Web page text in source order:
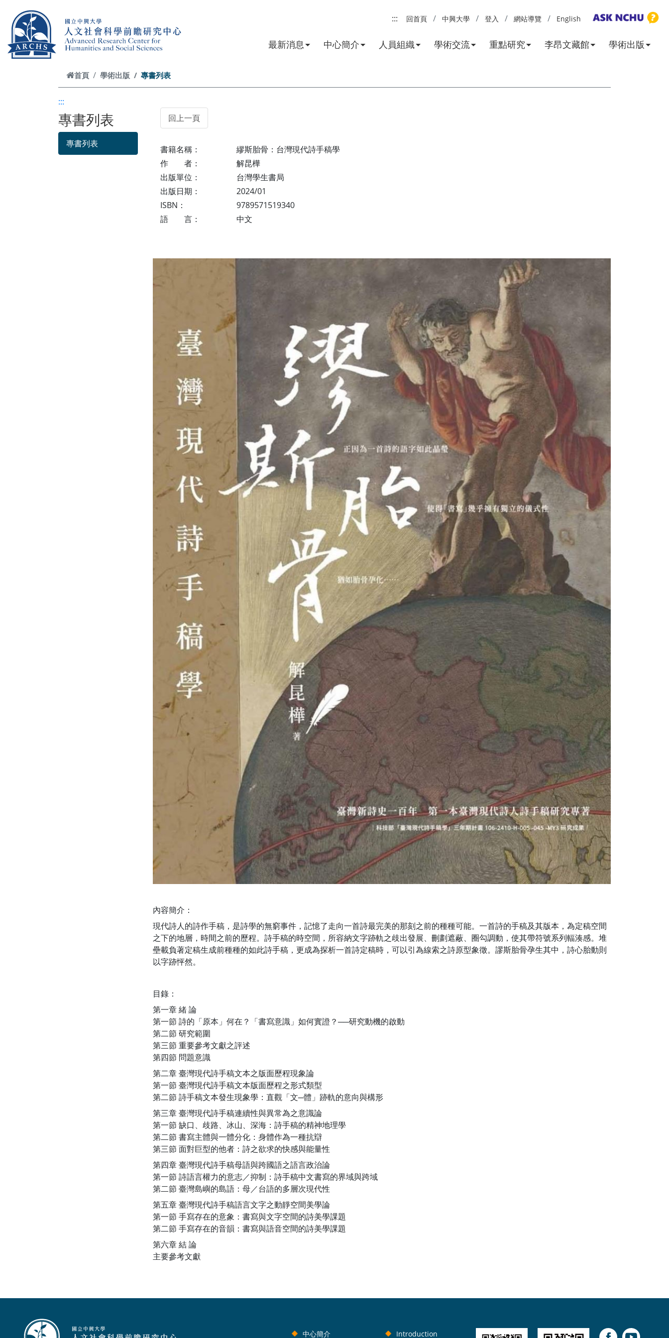
:::
回首頁 中興大學 登入 網站導覽 English
最新消息 中心簡介 人員組織 學術交流 重點研究 李昂文藏館 學術出版
首頁 學術出版 專書列表
:::
專書列表
專書列表
書籍名稱：
作 者：
出版單位：
出版日期：
ISBN：
語 言：
繆斯胎骨：台灣現代詩手稿學
解昆樺
台灣學生書局
2024/01
9789571519340
中文
內容簡介：
現代詩人的詩作手稿，是詩學的無窮事件，記憶了走向一首詩最完美的那刻之前的種種可能。一首詩的手稿及其版本，為定稿空間
之下的地層，時間之前的歷程。詩手稿的時空間，所容納文字跡軌之歧出發展、刪劃遮蔽、圈勾調動，使其帶符號系列輻湊感。堆
壘載負著定稿生成前種種的如此詩手稿，更成為探析一首詩定稿時，可以引為線索之詩原型象徵。謬斯胎骨孕生其中，詩心胎動則
以字跡怦然。
目錄：
第一章 緒 論
第一節 詩的「原本」何在？「書寫意識」如何實證？──研究動機的啟動
第二節 研究範圍
第三節 重要參考文獻之評述
第四節 問題意識
第二章 臺灣現代詩手稿文本之版面歷程現象論
第一節 臺灣現代詩手稿文本版面歷程之形式類型
第二節 詩手稿文本發生現象學：直觀「文─體」跡軌的意向與構形
第三章 臺灣現代詩手稿連續性與異常為之意識論
第一節 缺口、歧路、冰山、深海：詩手稿的精神地理學
第二節 書寫主體與一體分化：身體作為一種抗辯
第三節 面對巨型的他者：詩之欲求的快感與能量性
第四章 臺灣現代詩手稿母語與跨國語之語言政治論
第一節 詩語言權力的意志／抑制：詩手稿中文書寫的界域與跨域
第二節 臺灣島嶼的島語：母／台語的多層次現代性
第五章 臺灣現代詩手稿語言文字之動靜空間美學論
第一節 手寫存在的意象：書寫與文字空間的詩美學課題
第二節 手寫存在的音韻：書寫與語音空間的詩美學課題
第六章 結 論
主要參考文獻
中心簡介 Introduction